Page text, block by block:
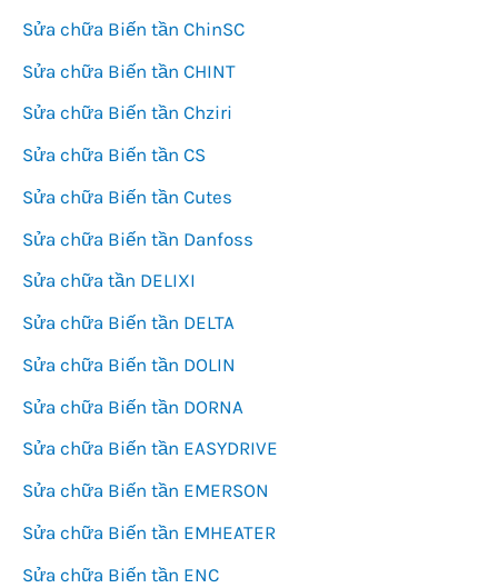
Sửa chữa Biến tần ChinSC
Sửa chữa Biến tần CHINT
Sửa chữa Biến tần Chziri
Sửa chữa Biến tần CS
Sửa chữa Biến tần Cutes
Sửa chữa Biến tần Danfoss
Sửa chữa tần DELIXI
Sửa chữa Biến tần DELTA
Sửa chữa Biến tần DOLIN
Sửa chữa Biến tần DORNA
Sửa chữa Biến tần EASYDRIVE
Sửa chữa Biến tần EMERSON
Sửa chữa Biến tần EMHEATER
Sửa chữa Biến tần ENC